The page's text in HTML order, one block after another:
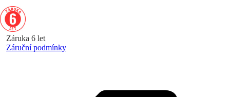
Záruka 6 let
Záruční podmínky